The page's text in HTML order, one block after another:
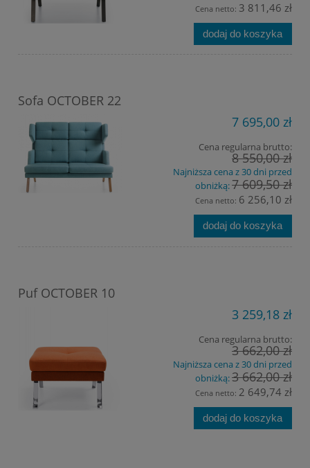
Cena netto: 3 811,46 zł
dodaj do koszyka
Sofa OCTOBER 22
7 695,00 zł
Cena regularna brutto:
8 550,00 zł
Najniższa cena z 30 dni przed
obniżką:7 609,50 zł
Cena netto: 6 256,10 zł
dodaj do koszyka
Puf OCTOBER 10
3 259,18 zł
Cena regularna brutto:
3 662,00 zł
Najniższa cena z 30 dni przed
obniżką:3 662,00 zł
Cena netto: 2 649,74 zł
dodaj do koszyka